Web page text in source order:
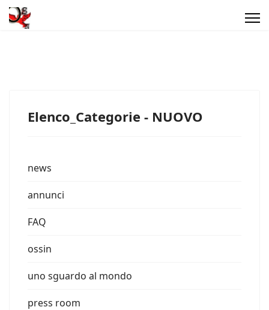
Elenco_Categorie - NUOVO
news
annunci
FAQ
ossin
uno sguardo al mondo
press room